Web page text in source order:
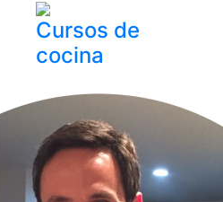
Cursos de
cocina